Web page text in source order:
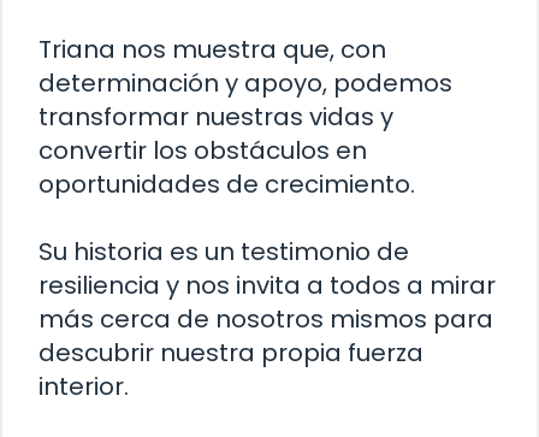
Triana nos muestra que, con
determinación y apoyo, podemos
transformar nuestras vidas y
convertir los obstáculos en
oportunidades de crecimiento.
Su historia es un testimonio de
resiliencia y nos invita a todos a mirar
más cerca de nosotros mismos para
descubrir nuestra propia fuerza
interior.